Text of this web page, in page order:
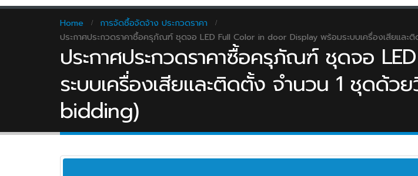
Home
การจัดซื้อจัดจ้าง ประกวดราคา
ประกาศประกวดราคาซื้อครุภัณฑ์ ชุดจอ LED Full Color in door Display พร้อมระบบเครื่องเสียแล
ประกาศประกวดราคาซื้อครุภัณฑ์ ชุดจอ
ระบบเครื่องเสียและติดตั้ง จำนวน 1 ชุดด้ว
bidding)